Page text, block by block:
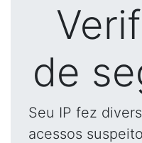
de
Seu IP fez
acessos